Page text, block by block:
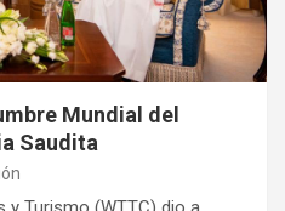
Mundial del
Saudita